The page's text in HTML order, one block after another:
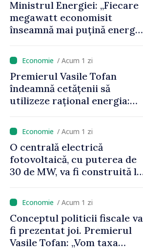
Ministrul Energiei: „Fiecare
megawatt economisit
înseamnă mai puțină energie
ridicate”
/ Acum 1 zi
Premierul Vasile Tofan
îndeamnă cetățenii să
utilizeze rațional energia:
mari, trebuie să
economisim”/ Acum 1 zi
O centrală electrică
fotovoltaică, cu puterea de
30 de MW, va fi construită la
/ Acum 1 zi
Conceptul politicii fiscale va
fi prezentat joi. Premierul
Vasile Tofan: „Vom taxa